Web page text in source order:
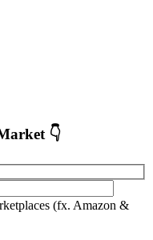
👇
(fx. Amazon &